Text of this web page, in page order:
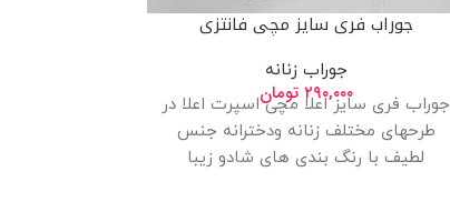
جوراب فری سایز مچی فانتزی
جوراب زنانه
۲۹۰,۰۰۰ تومان
جوراب فری سایز اعلا مچی اسپرت اعلا در
طرحهای مختلف زنانه ودخترانه جنس
لطیف با رنگ بندی های شادو زیبا